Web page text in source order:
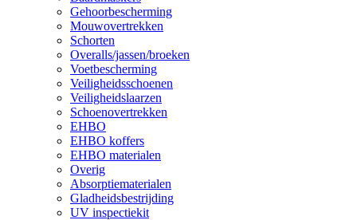
Gehoorbescherming
Mouwovertrekken
Schorten
Overalls/jassen/broeken
Voetbescherming
Veiligheidsschoenen
Veiligheidslaarzen
Schoenovertrekken
EHBO
EHBO koffers
EHBO materialen
Overig
Absorptiematerialen
Gladheidsbestrijding
UV inspectiekit